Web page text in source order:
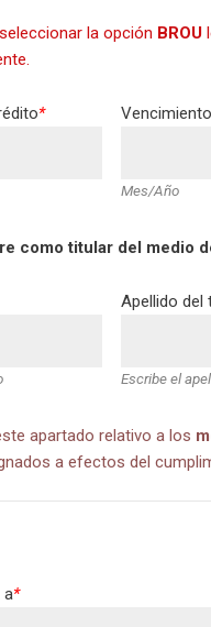
la opción BROU
* Vencimiento
Mes/Año
como titular del medio
Apellido del
Escribe el
apartado relativo a los
a efectos del
a*